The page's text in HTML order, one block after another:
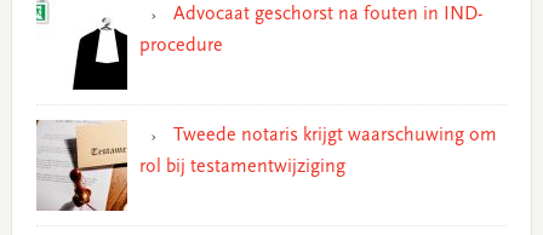
Advocaat geschorst na fouten in IND-
procedure
Tweede notaris krijgt waarschuwing om
rol bij testamentwijziging